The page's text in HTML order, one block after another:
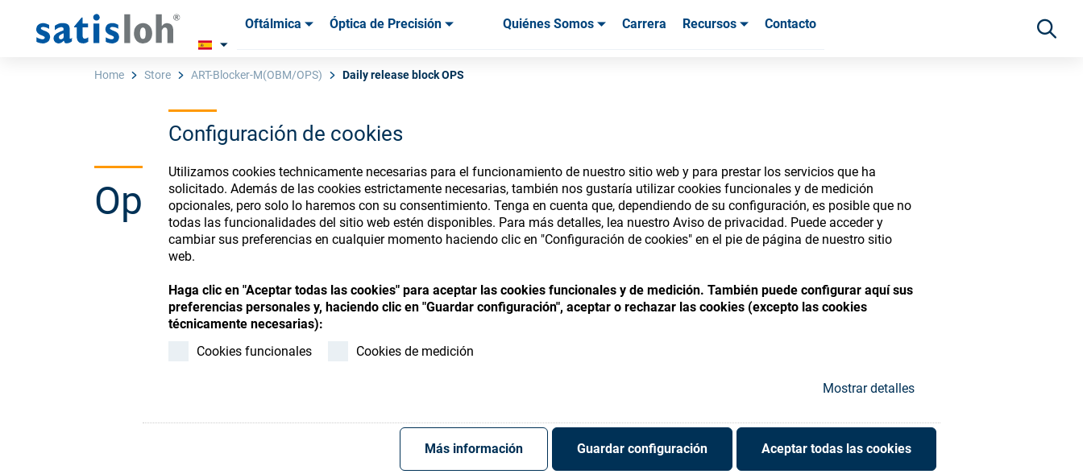
Configuración de cookies
Utilizamos cookies technicamente necesarias para el funcionamiento de nuestro sitio web y para prestar los servicios que ha
solicitado. Además de las cookies estrictamente necesarias, también nos gustaría utilizar cookies funcionales y de medición
opcionales, pero solo lo haremos con su consentimiento. Tenga en cuenta que, dependiendo de su configuración, es posible que no
todas las funcionalidades del sitio web estén disponibles. Para más detalles, lea nuestro Aviso de privacidad. Puede acceder y
cambiar sus preferencias en cualquier momento haciendo clic en "Configuración de cookies" en el pie de página de nuestro sitio
web.
Haga clic en "Aceptar todas las cookies" para aceptar las cookies funcionales y de medición. También puede configurar aquí sus
preferencias personales y, haciendo clic en "Guardar configuración", aceptar o rechazar las cookies (excepto las cookies
técnicamente necesarias):
Cookies funcionales
Cookies de medición
Mostrar detalles
Más información Guardar configuración Aceptar todas las cookies
Oftálmica Óptica de Precisión Quiénes Somos Carrera Recursos Contacto
Home Store ART-Blocker-M(OBM/OPS) Daily release block OPS
Ophthalmic Consumables Store
Register or Sign-in to access your accounts and explore our wide range of ophthalmic
consumables